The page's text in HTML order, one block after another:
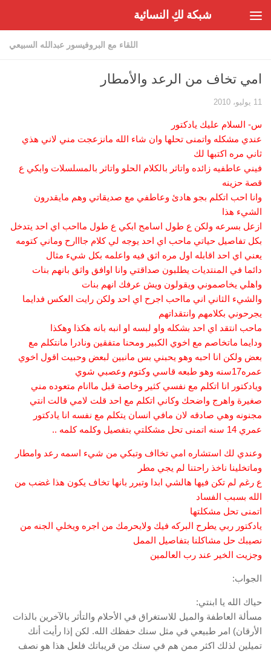
شبكة لكِ النسائية
اللقاء مع البروفيسور عبدالله السبيعي
امي تخاف من الرعد والأمطار
11 يوليو، 2010
س- السلام عليك يادكتور
عندي مشكله واتمنى تحلها وان شاء الله مانزعجت مني لاني هذي
ثاني مره اكتبها لك
فيني عاطفيه زائده واتاثر بالكلام الحلو واتاثر بالمسلسلات وابكي ع
قصة حزينه
وانا احب اتكلم بجو هادئ وعاطفي مع صديقاتي وهم مايقدرون
الشيء هذا
ازعل بسرعه ولكن ع طول اسامح ابكي ع طول مااحب اي احد يتدخل
بكل تفاصيل حياتي ماحب اي احد يوجه لي كلام جااارح وماني كتومه
يعني اي احد اقابله اول مره اثق فيه واعلمه بكل شيء مثال
دائما في المنتديات يطلبون صداقتي وانا اوافق واثق بانهم بنات
واهلي يخاصموني ويقولون ويش عرفك انهم بنات
والشيء الثاني اني مااحب اجرح اي احد ولكن رايت العكس فدايما
يجرحوني بكلامهم وانتقداتهم
ماحب انتقد اي احد بشكله واو لبسه او انبه بانه هكذا وهكذا
ودايما ماتخاصم مع اخوي الكبير ومحنا متفقين ونادرا مانتكلم مع
بعض ولكن انا احبه وهو يحبني بس مانبين لبعض وحبيت اقول اخوي
عمره17سنه وهو طبعه قاسي وكتوم وعصبي شوي
ويادكتور انا اتكلم مع نفسي كثير وخاصة قبل ماانام متعوده مني
صغيرة واهرج واضحك وكاني اتكلم مع احد قلت لامي قالت انتي
مجنونه وهي صادقه لان مافي انسان يتكلم مع نفسه انا يادكتور
عمري 14 سنه اتمنى تحل مشكلتي بتفصيل وكلمه كلمه ..
وعندي لك استشاره امي تخااف وتبكي من شيء اسمه رعد وامطار
وماتخلينا ناخذ راحتنا لم يجي مطر
ع رغم لم تكن فيها هالشي ابدا وتبرر بانها تخاف يكون هذا غضب من
الله بسبب الفساد
اتمنى تحل مشكلتها
يادكتور ربي يطرح البركه فيك ولايحرمك من اجره ويخلي الجنه من
نصيبك حل مشاكلنا بتفاصيل الممل
وجزيت الخير عند رب العالمين
الجواب:
حياك الله يا ابنتي:
مسألة العاطفة والميل للاستغراق في الأحلام والتأثر بالآخرين بالذات
الأرقان) امر طبيعي في مثل سنك حفظك الله. لكن إذا رأيت أنك
تميلين لذلك اكثر ممن هم في سنك من قريباتك فلعل هذا هو نصف